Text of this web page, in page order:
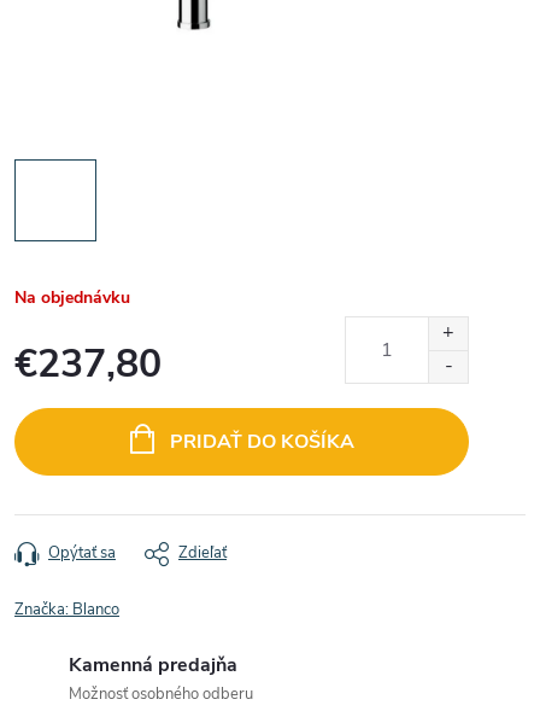
Na objednávku
€237,80
cena:
PRIDAŤ DO KOŠÍKA
Opýtať sa Zdieľať
Značka: Blanco
Kamenná predajňa
Možnosť osobného odberu